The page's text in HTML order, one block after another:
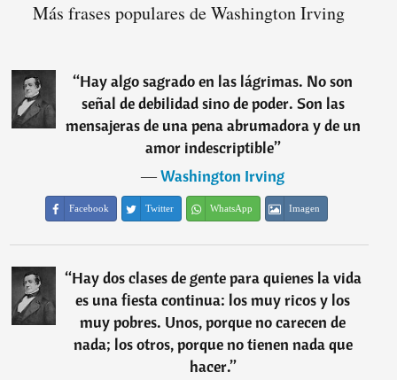
Más frases populares de Washington Irving
“Hay algo sagrado en las lágrimas. No son
señal de debilidad sino de poder. Son las
mensajeras de una pena abrumadora y de un
amor indescriptible”
―Washington Irving
Facebook Twitter WhatsApp Imagen
“Hay dos clases de gente para quienes la vida
es una fiesta continua: los muy ricos y los
muy pobres. Unos, porque no carecen de
nada; los otros, porque no tienen nada que
hacer.”